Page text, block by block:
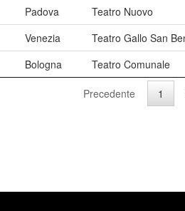
Padova
Teatro Nuovo
Venezia
Teatro Gallo San
Bologna
Teatro Comunale
Precedente 1